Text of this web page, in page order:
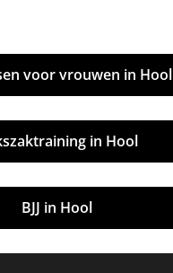
voor vrouwen in Hool
in Hool
BJJ in Hool